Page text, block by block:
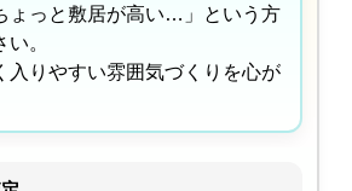
ょっと敷居が高い…」という方
。
入りやすい雰囲気づくりを心が